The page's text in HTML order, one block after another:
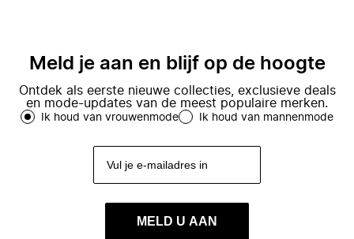
Meld je aan en blijf op de hoogte
Ontdek als eerste nieuwe collecties, exclusieve deals
en mode-updates van de meest populaire merken.
Ik houd van vrouwenmode Ik houd van mannenmode
MELD U AAN